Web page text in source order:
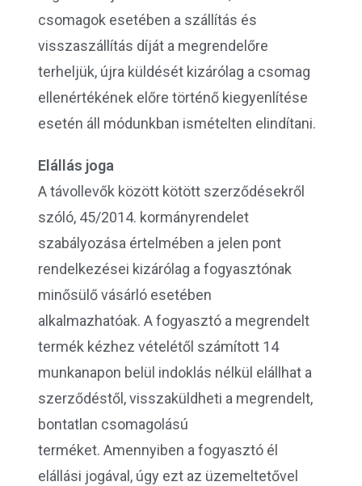
csomagok esetében a szállítás és
visszaszállítás díját a megrendelőre
terheljük, újra küldését kizárólag a csomag
ellenértékének előre történő kiegyenlítése
esetén áll módunkban ismételten elindítani.
Elállás joga
A távollevők között kötött szerződésekről
szóló, 45/2014. kormányrendelet
szabályozása értelmében a jelen pont
rendelkezései kizárólag a fogyasztónak
minősülő vásárló esetében
alkalmazhatóak. A fogyasztó a megrendelt
termék kézhez vételétől számított 14
munkanapon belül indoklás nélkül elállhat a
szerződéstől, visszaküldheti a megrendelt,
bontatlan csomagolású
terméket. Amennyiben a fogyasztó él
elállási jogával, úgy ezt az üzemeltetővel